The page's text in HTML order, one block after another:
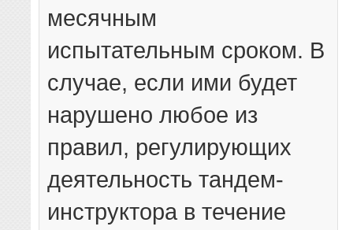
месячным
испытательным сроком. В
случае, если ими будет
нарушено любое из
правил, регулирующих
деятельность тандем-
инструктора в течение